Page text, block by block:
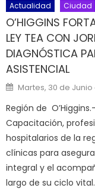
Actualidad Ciudad
O’HIGGINS
LEY TEA CON
DIAGNÓSTICA
ASISTENCIAL
Posted on
Martes, 30 de Junio
Región de
Capacitación,
hospitalarios de la
clínicas para
integral y el
largo de su ciclo